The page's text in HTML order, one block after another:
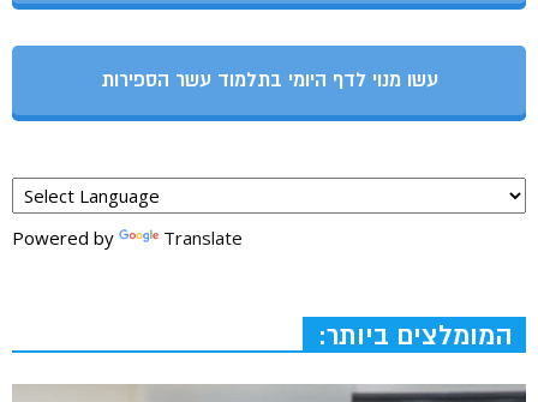
עשו מנוי לדף היומי בתלמוד עשר הספירות
Powered by Translate
המומלצים ביותר: